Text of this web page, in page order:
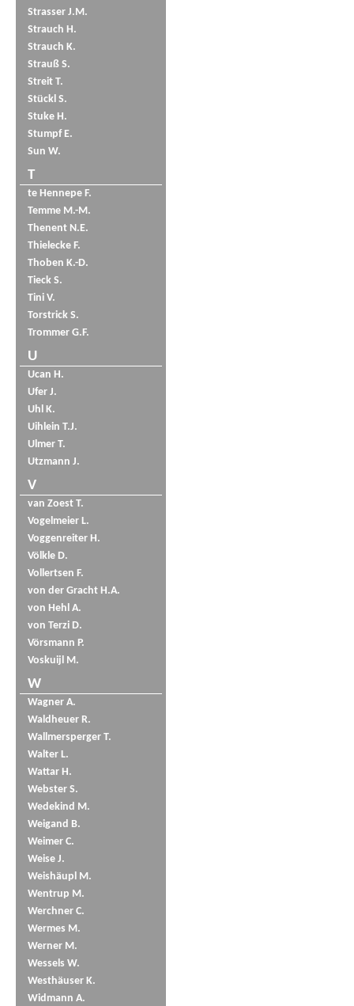
Strasser J.M.
Strauch H.
Strauch K.
Strauß S.
Streit T.
Stückl S.
Stuke H.
Stumpf E.
Sun W.
T
te Hennepe F.
Temme M.-M.
Thenent N.E.
Thielecke F.
Thoben K.-D.
Tieck S.
Tini V.
Torstrick S.
Trommer G.F.
U
Ucan H.
Ufer J.
Uhl K.
Uihlein T.J.
Ulmer T.
Utzmann J.
V
van Zoest T.
Vogelmeier L.
Voggenreiter H.
Völkle D.
Vollertsen F.
von der Gracht H.A.
von Hehl A.
von Terzi D.
Vörsmann P.
Voskuijl M.
W
Wagner A.
Waldheuer R.
Wallmersperger T.
Walter L.
Wattar H.
Webster S.
Wedekind M.
Weigand B.
Weimer C.
Weise J.
Weishäupl M.
Wentrup M.
Werchner C.
Wermes M.
Werner M.
Wessels W.
Westhäuser K.
Widmann A.